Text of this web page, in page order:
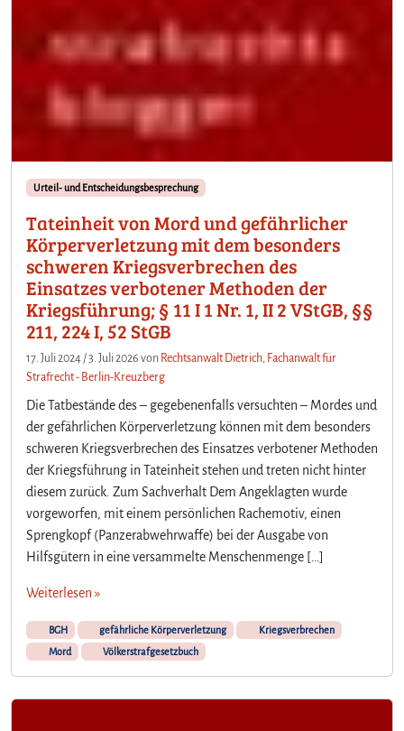
Urteil- und Entscheidungsbesprechung
Tateinheit von Mord und gefährlicher
Körperverletzung mit dem besonders
schweren Kriegsverbrechen des
Einsatzes verbotener Methoden der
Kriegsführung; § 11 I 1 Nr. 1, II 2 VStGB, §§
211, 224 I, 52 StGB
17. Juli 2024 /3. Juli 2026 von Rechtsanwalt Dietrich, Fachanwalt für
Strafrecht - Berlin-Kreuzberg
Die Tatbestände des – gegebenenfalls versuchten – Mordes und
der gefährlichen Körperverletzung können mit dem besonders
schweren Kriegsverbrechen des Einsatzes verbotener Methoden
der Kriegsführung in Tateinheit stehen und treten nicht hinter
diesem zurück. Zum Sachverhalt Dem Angeklagten wurde
vorgeworfen, mit einem persönlichen Rachemotiv, einen
Sprengkopf (Panzerabwehrwaffe) bei der Ausgabe von
Hilfsgütern in eine versammelte Menschenmenge […]
Weiterlesen »
BGH gefährliche Körperverletzung
Kriegsverbrechen
Mord
Völkerstrafgesetzbuch